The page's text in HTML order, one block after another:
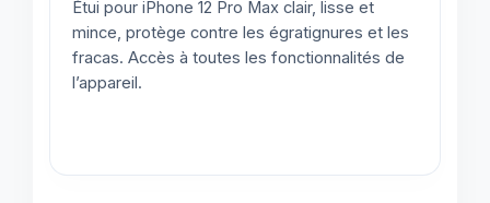
Étui pour iPhone 12 Pro Max clair, lisse et
mince, protège contre les égratignures et les
fracas. Accès à toutes les fonctionnalités de
l’appareil.